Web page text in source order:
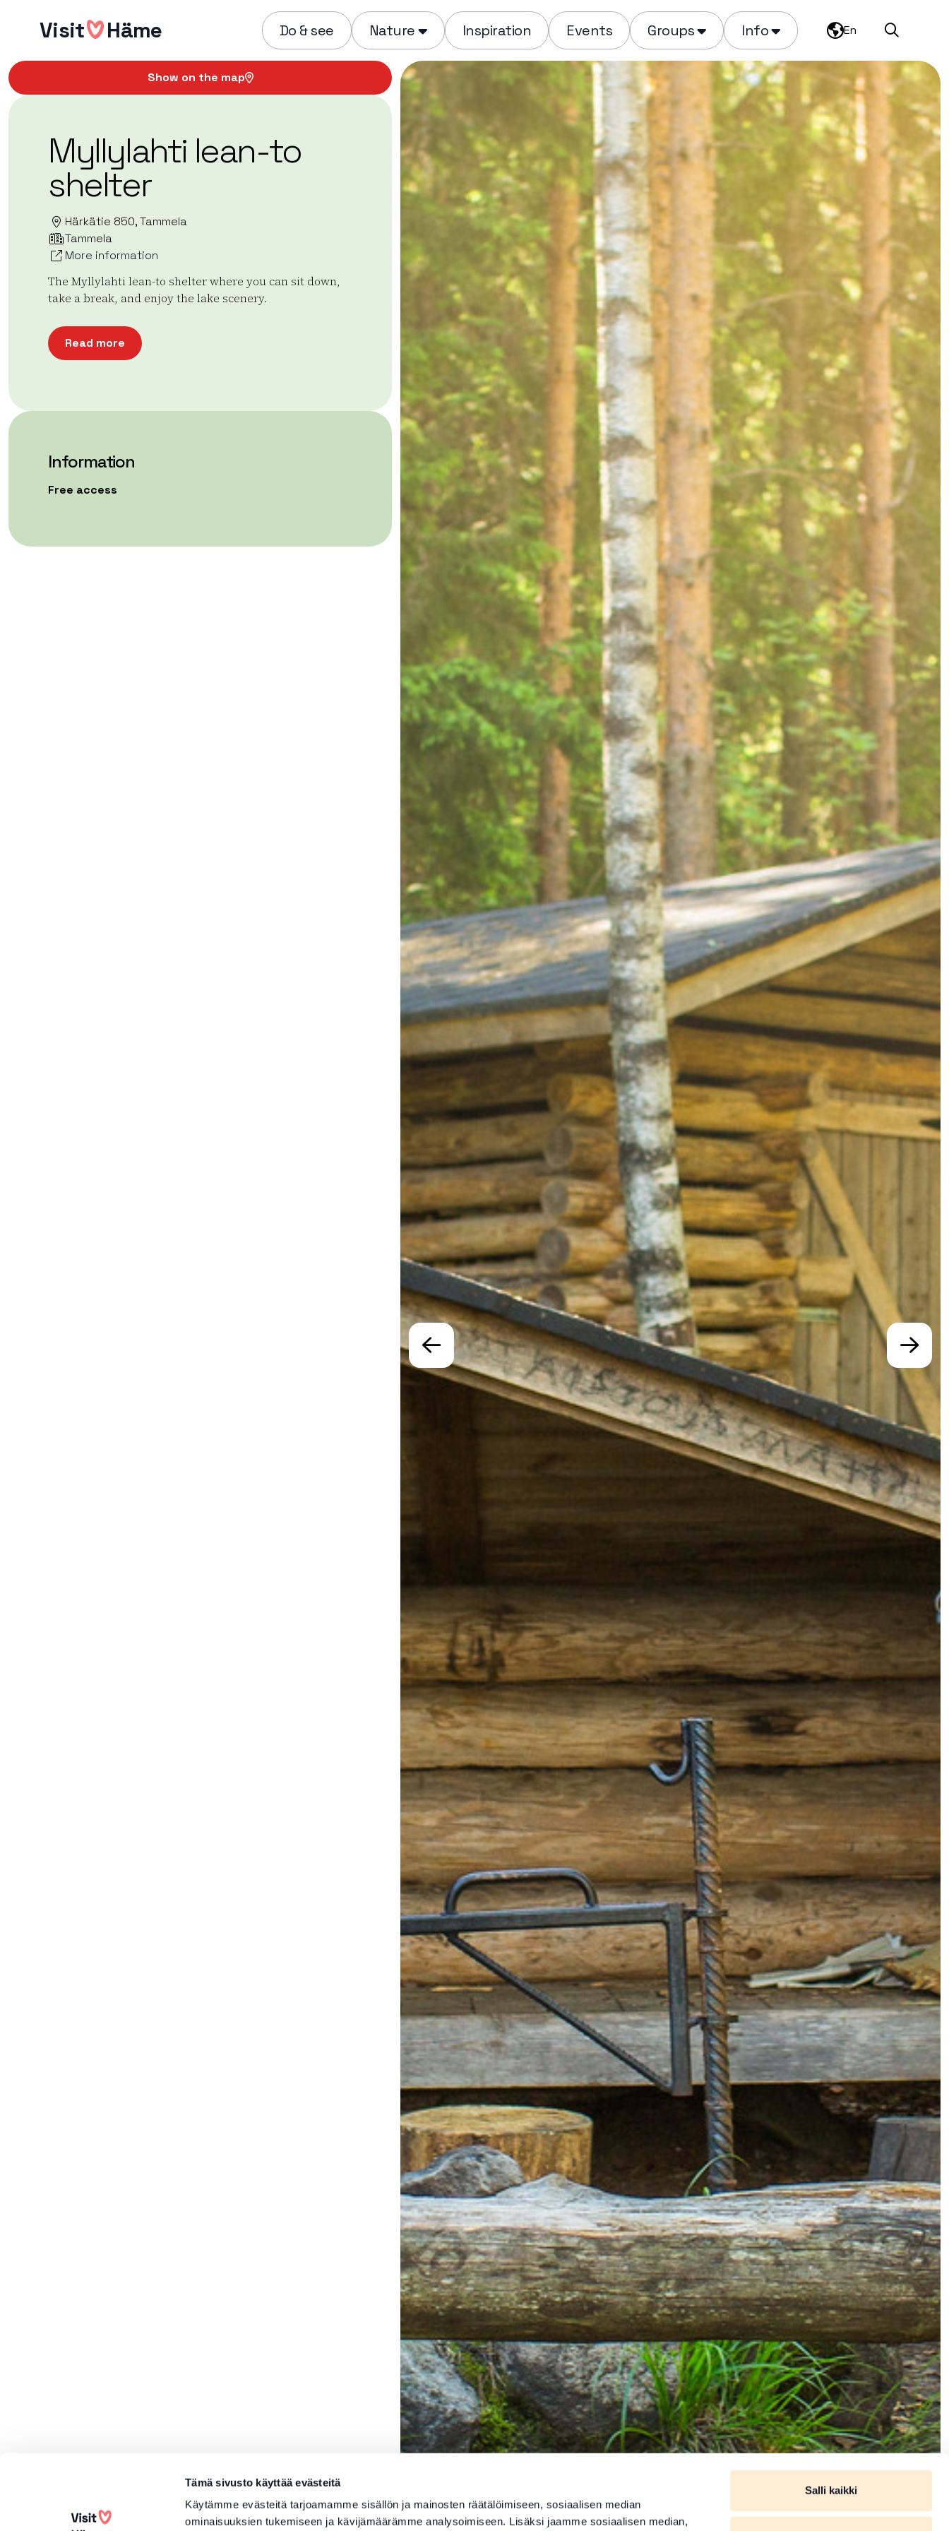
Tämä sivusto käyttää evästeitä
Käytämme evästeitä tarjoamamme sisällön ja mainosten räätälöimiseen, sosiaalisen median
ominaisuuksien tukemiseen ja kävijämäärämme analysoimiseen. Lisäksi jaamme sosiaalisen median,
Salli kaikki
Visit Häme Do & see Nature Inspiration Events Groups Info En Search
Show on the map
Myllylahti lean-to
shelter
Härkätie 850, Tammela
Tammela
More information
The Myllylahti lean-to shelter where you can sit down,
take a break, and enjoy the lake scenery.
Read more
Information
Free access